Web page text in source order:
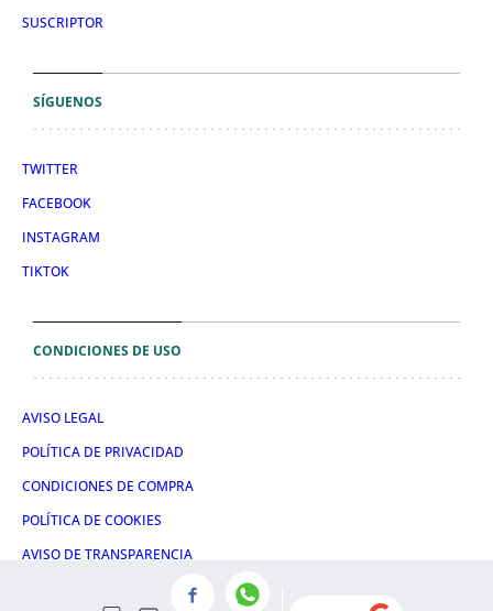
SUSCRIPTOR
SÍGUENOS
TWITTER
FACEBOOK
INSTAGRAM
TIKTOK
CONDICIONES DE USO
AVISO LEGAL
POLÍTICA DE PRIVACIDAD
CONDICIONES DE COMPRA
POLÍTICA DE COOKIES
AVISO DE TRANSPARENCIA